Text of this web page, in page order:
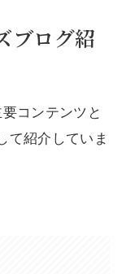
ブログ紹
コンテンツと
て紹介していま